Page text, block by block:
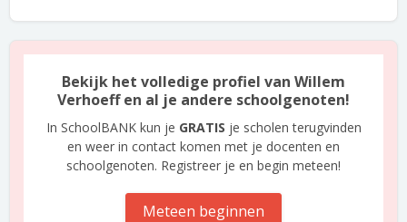
Bekijk het volledige profiel van Willem
Verhoeff en al je andere schoolgenoten!
In SchoolBANK kun je GRATIS je scholen terugvinden
en weer in contact komen met je docenten en
schoolgenoten. Registreer je en begin meteen!
Meteen beginnen